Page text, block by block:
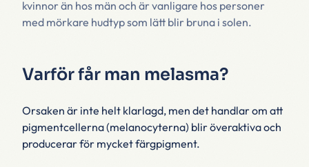
kvinnor än hos män och är vanligare hos personer
med mörkare hudtyp som lätt blir bruna i solen.
Varför får man melasma?
Orsaken är inte helt klarlagd, men det handlar om att
pigmentcellerna (melanocyterna) blir överaktiva och
producerar för mycket färgpigment.